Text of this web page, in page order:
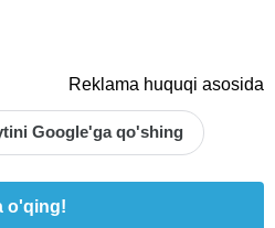
Reklama huquqi asosida
Google'ga qo'shing
o'qing!